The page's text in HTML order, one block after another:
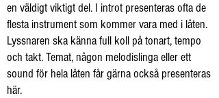
en väldigt viktigt del. I introt presenteras ofta de
flesta instrument som kommer vara med i låten.
Lyssnaren ska känna full koll på tonart, tempo
och takt. Temat, någon melodislinga eller ett
sound för hela låten får gärna också presenteras
här.